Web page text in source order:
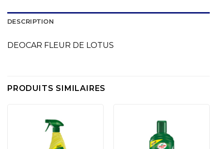
DESCRIPTION
DEOCAR FLEUR DE LOTUS
PRODUITS SIMILAIRES